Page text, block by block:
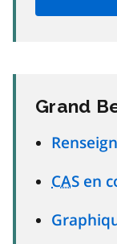
Grand
CAS en